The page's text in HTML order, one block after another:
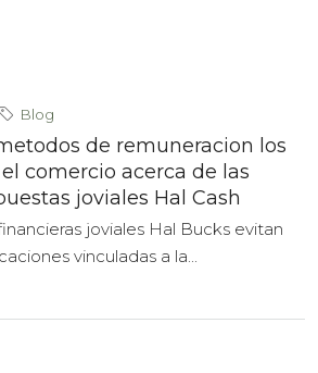
Blog
de remuneracion los
comercio acerca de las
joviales Hal Cash
joviales Hal Bucks evitan
vinculadas a la...